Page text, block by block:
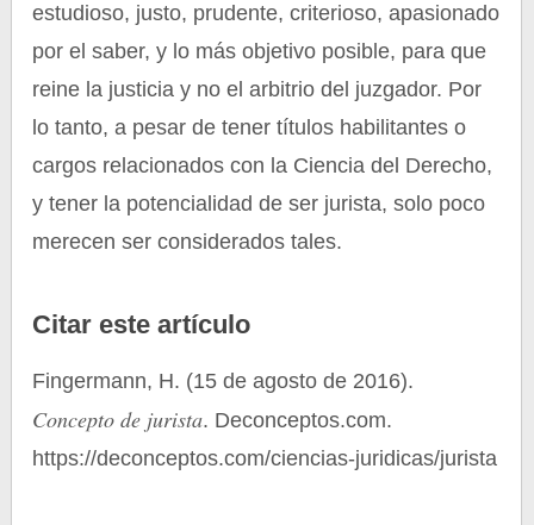
estudioso, justo, prudente, criterioso, apasionado
por el saber, y lo más objetivo posible, para que
reine la justicia y no el arbitrio del juzgador. Por
lo tanto, a pesar de tener títulos habilitantes o
cargos relacionados con la Ciencia del Derecho,
y tener la potencialidad de ser jurista, solo poco
merecen ser considerados tales.
Citar este artículo
Fingermann, H. (15 de agosto de 2016).
Concepto de jurista. Deconceptos.com.
https://deconceptos.com/ciencias-juridicas/jurista